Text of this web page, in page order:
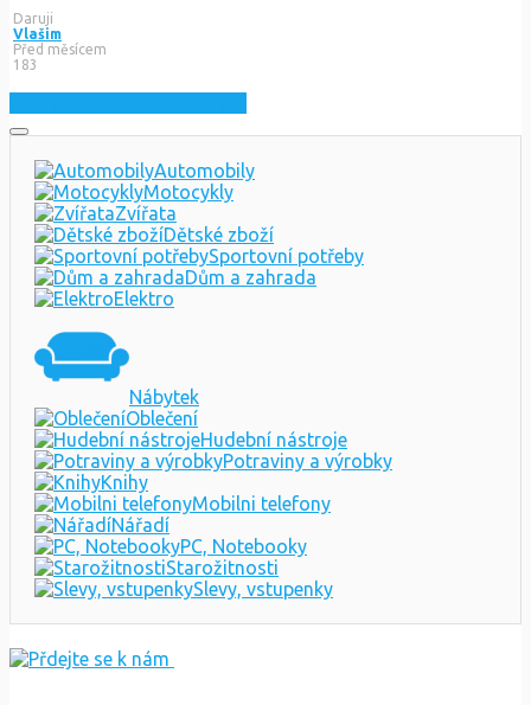
Daruji
Vlašim
Před měsícem
183
Automobily
Motocykly
Zvířata
Dětské zboží
Sportovní potřeby
Dům a zahrada
Elektro
Nábytek
Oblečení
Hudební nástroje
Potraviny a výrobky
Knihy
Mobilni telefony
Nářadí
PC, Notebooky
Starožitnosti
Slevy, vstupenky